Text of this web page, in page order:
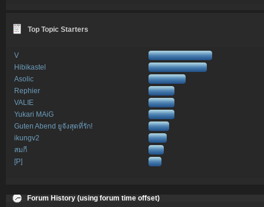
Top Topic Starters
V
Hibikastel
Asolic
Rephier
VALIE
Yukari MAiG
Guten Abend ยูจังสุดที่รัก!
ikungv2
สมกี
[P]
Forum History (using forum time offset)